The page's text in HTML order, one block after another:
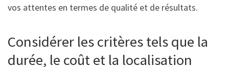
vos attentes en termes de qualité et de résultats.
Considérer les critères tels que la
durée, le coût et la localisation